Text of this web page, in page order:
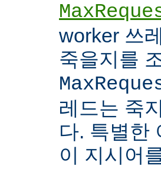
worker 쓰
죽을지를
레드는 죽
다. 특별한
이 지시어